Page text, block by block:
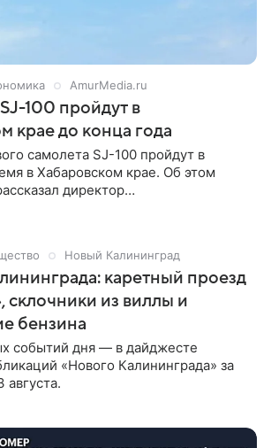
AmurMedia.ru
100 пройдут в
крае до конца года
самолета SJ-100 пройдут в
в Хабаровском крае. Об этом
директор
Новый Калининград
каретный проезд
склочники из виллы и
бензина
событий дня — в дайджесте
«Нового Калининграда» за
августа.